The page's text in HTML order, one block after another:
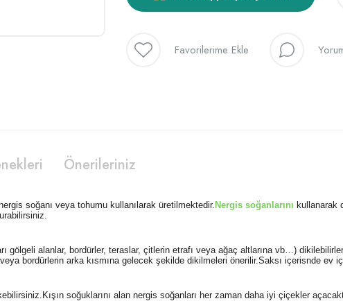
Önerileriniz
soğanı veya tohumu kullanılarak üretilmektedir. Nergis soğanlarını kullanarak
gölgeli alanlar, bordürler, teraslar, çitlerin etrafı veya ağaç altlarına vb…)
bordürlerin arka kısmına gelecek şekilde dikilmeleri önerilir.Saksı içerisnde
soğuklarını alan nergis soğanları her zaman daha iyi çiçekler